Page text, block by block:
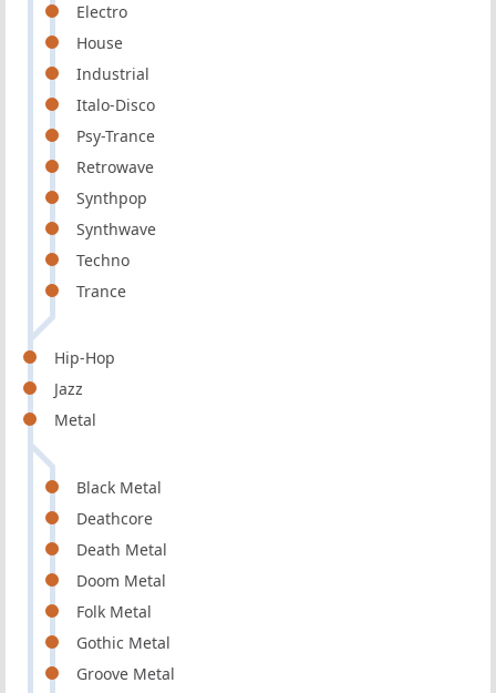
Electro
House
Industrial
Italo-Disco
Psy-Trance
Retrowave
Synthpop
Synthwave
Techno
Trance
Hip-Hop
Jazz
Metal
Black Metal
Deathcore
Death Metal
Doom Metal
Folk Metal
Gothic Metal
Groove Metal